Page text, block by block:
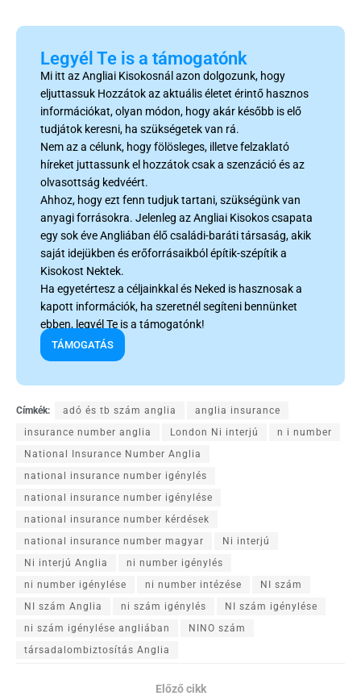
Legyél Te is a támogatónk
Mi itt az Angliai Kisokosnál azon dolgozunk, hogy
eljuttassuk Hozzátok az aktuális életet érintő hasznos
információkat, olyan módon, hogy akár később is elő
tudjátok keresni, ha szükségetek van rá.
Nem az a célunk, hogy fölösleges, illetve felzaklató
híreket juttassunk el hozzátok csak a szenzáció és az
olvasottság kedvéért.
Ahhoz, hogy ezt fenn tudjuk tartani, szükségünk van
anyagi forrásokra. Jelenleg az Angliai Kisokos csapata
egy sok éve Angliában élő családi-baráti társaság, akik
saját idejükben és erőforrásaikból építik-szépítik a
Kisokost Nektek.
Ha egyetértesz a céljainkkal és Neked is hasznosak a
kapott információk, ha szeretnél segíteni bennünket
ebben, legyél Te is a támogatónk!
TÁMOGATÁS
Címkék: adó és tb szám anglia
anglia insurance
insurance number anglia
London Ni interjú
n i number
National Insurance Number Anglia
national insurance number igénylés
national insurance number igénylése
national insurance number kérdések
national insurance number magyar
Ni interjú
Ni interjú Anglia
ni number igénylés
ni number igénylése
ni number intézése
NI szám
NI szám Anglia
ni szám igénylés
NI szám igénylése
ni szám igénylése angliában
NINO szám
társadalombiztosítás Anglia
Előző cikk